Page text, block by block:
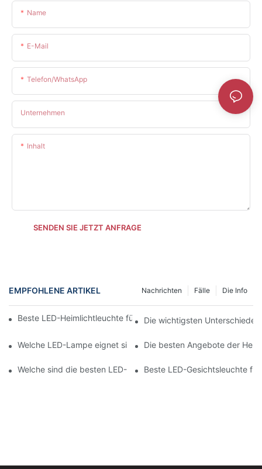
Name
E-Mail
Telefon/WhatsApp
Unternehmen
Inhalt
SENDEN SIE JETZT ANFRAGE
EMPFOHLENE ARTIKEL Die Info
Fälle
Nachrichten
Beste LED-Heimlichtleuchte für das Gesicht vs. NFC-Leuchten
Die wichtigsten Unterschiede
Welche LED-Lampe eignet sich am besten für die
Die besten Angebote der
Welche sind die besten LED-Lampen für die Gesichtspflege im
Beste LED-Gesichtsleuchte